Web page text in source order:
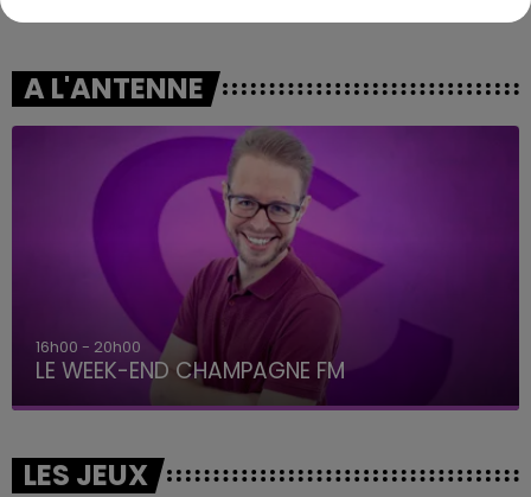
A L'ANTENNE
16h00 - 20h00
LE WEEK-END CHAMPAGNE FM
LES JEUX